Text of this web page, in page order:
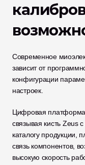
Современное
зависит от
конфигурации
настроек.
Цифровая платформа
связывая кисть Zeus
каталогу продукции,
связь компонентов,
высокую скорость